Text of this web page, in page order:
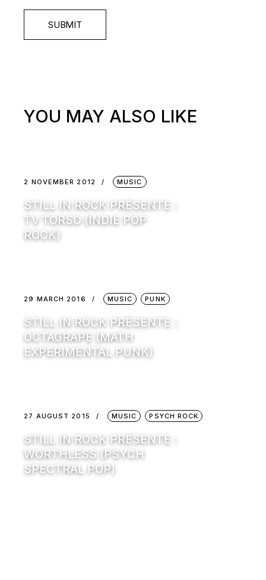
SUBMIT
YOU MAY ALSO LIKE
2 NOVEMBER 2012 MUSIC
STILL IN ROCK PRÉSENTE :
TV TORSO (INDIE POP
ROCK)
29 MARCH 2016 MUSIC PUNK
STILL IN ROCK PRÉSENTE :
OCTAGRAPE (MATH
EXPERIMENTAL PUNK)
27 AUGUST 2015 MUSIC PSYCH ROCK
STILL IN ROCK PRÉSENTE :
WORTHLESS (PSYCH
SPECTRAL POP)